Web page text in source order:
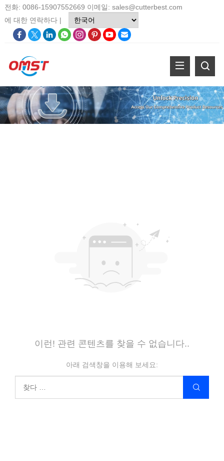
전화: 0086-15907552669 이메일: sales@cutterbest.com
에 대한 연락하다|
이런! 관련 콘텐츠를 찾을 수 없습니다..
아래 검색창을 이용해 보세요: